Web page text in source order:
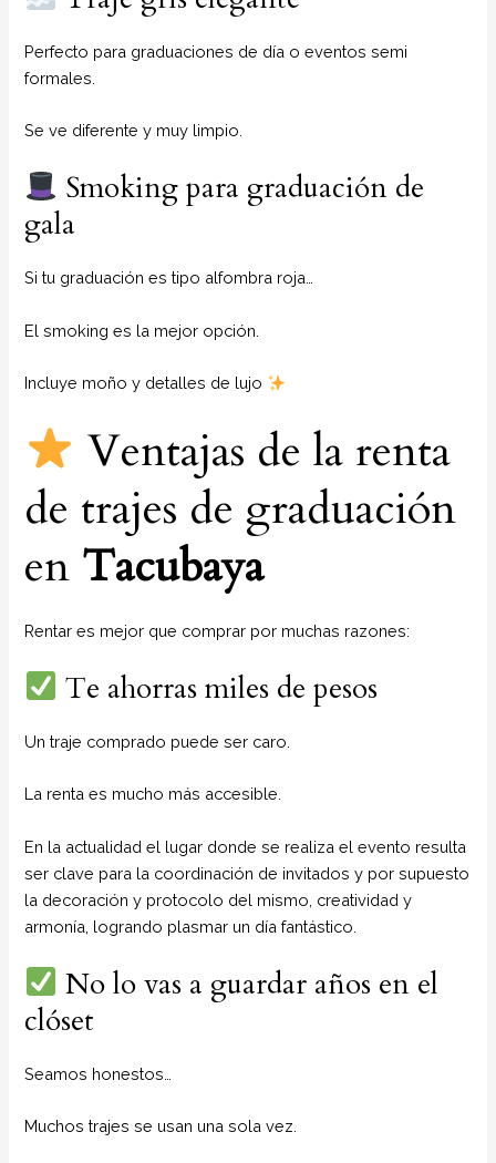
Perfecto para graduaciones de día o eventos semi
formales.
Se ve diferente y muy limpio.
Smoking para graduación de
gala
Si tu graduación es tipo alfombra roja…
El smoking es la mejor opción.
Incluye moño y detalles de lujo
Ventajas de la renta
de trajes de graduación
en Tacubaya
Rentar es mejor que comprar por muchas razones:
Te ahorras miles de pesos
Un traje comprado puede ser caro.
La renta es mucho más accesible.
En la actualidad el lugar donde se realiza el evento resulta
ser clave para la coordinación de invitados y por supuesto
la decoración y protocolo del mismo, creatividad y
armonía, logrando plasmar un día fantástico.
No lo vas a guardar años en el
clóset
Seamos honestos…
Muchos trajes se usan una sola vez.